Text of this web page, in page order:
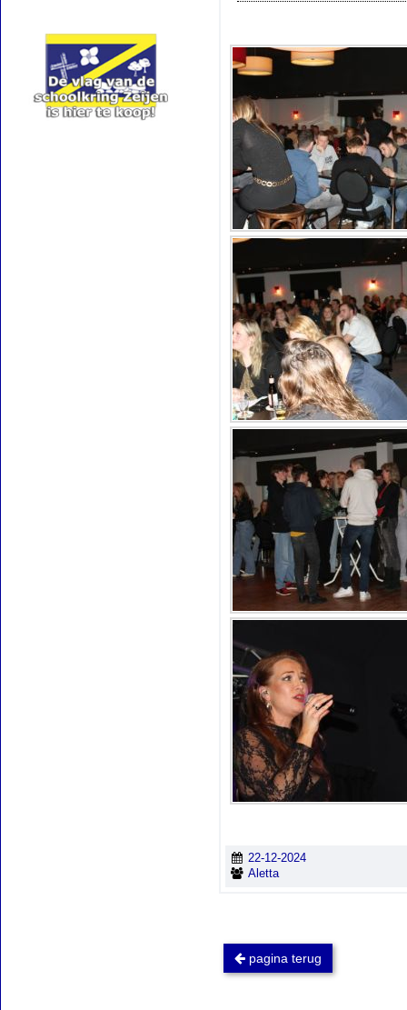
22-12-2024
Aletta
pagina terug